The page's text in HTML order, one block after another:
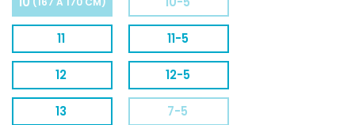
11 11-5
12 12-5
13 7-5